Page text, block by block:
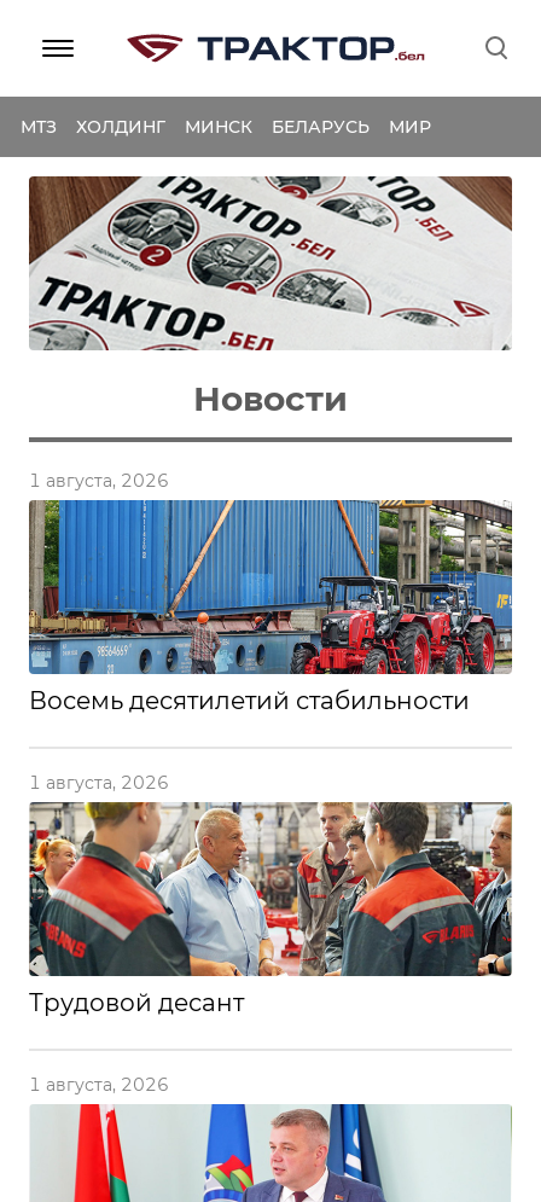
МТЗ ХОЛДИНГ МИНСК БЕЛАРУСЬ МИР
Новости
1 августа, 2026
Восемь десятилетий стабильности
1 августа, 2026
Трудовой десант
1 августа, 2026